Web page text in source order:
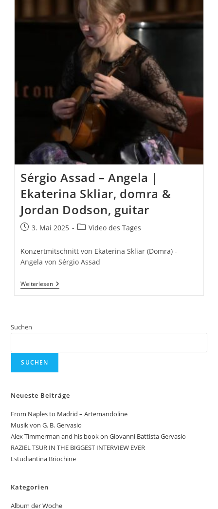
Sérgio Assad – Angela |
Ekaterina Skliar, domra &
Jordan Dodson, guitar
Beitrag3. Mai 2025
Beitrags-
Video des Tages
Konzertmitschnitt von Ekaterina Skliar (Domra) -
Angela von Sérgio Assad
WeiterlesenSérgio
Assad
Skliar,
Jordan
Suchen
SUCHEN
Neueste Beiträge
From Naples to Madrid – Artemandoline
Musik von G. B. Gervasio
Alex Timmerman and his book on Giovanni Battista Gervasio
RAZIEL TSUR IN THE BIGGEST INTERVIEW EVER
Estudiantina Briochine
Kategorien
Album der Woche